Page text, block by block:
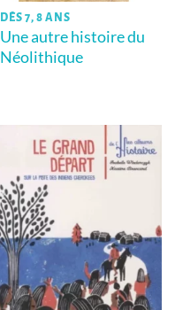
DÈS 7, 8 ANS
Une autre histoire du
Néolithique